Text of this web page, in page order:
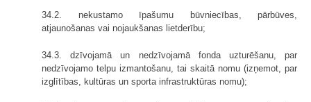
34.2. nekustamo īpašumu būvniecības, pārbūves,
atjaunošanas vai nojaukšanas lietderību;
34.3. dzīvojamā un nedzīvojamā fonda uzturēšanu, par
nedzīvojamo telpu izmantošanu, tai skaitā nomu (izņemot, par
izglītības, kultūras un sporta infrastruktūras nomu);